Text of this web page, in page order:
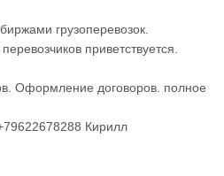
грузоперевозок.
приветствуется.
Оформление договоров. полное
Кирилл